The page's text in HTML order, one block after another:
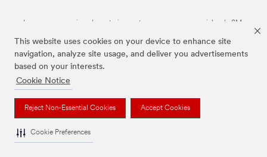
This website uses cookies on your device to enhance site
navigation, analyze site usage, and deliver you advertisements
based on your interests.
Cookie Notice
Reject Non-Essential Cookies Accept Cookies
Cookie Preferences
Las marcas mencionadas anteriormente son marcas comerciales de 3M.